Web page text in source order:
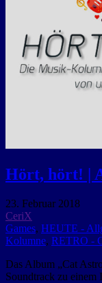
Hört, hört! |
23. Februar 2018
CeriX
Games, HEUTE -
Kolumne, RETRO -
Das Album „Cat
Soundtrack zu einem